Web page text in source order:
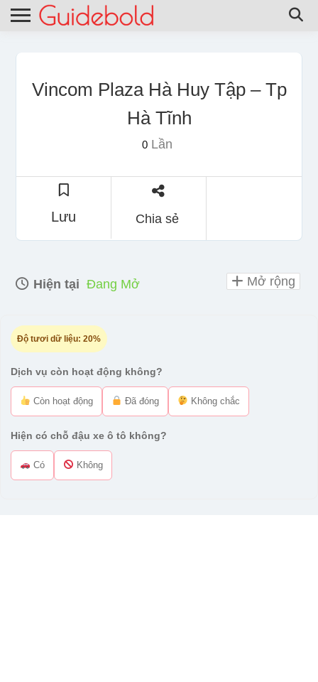
Vincom Plaza Hà Huy Tập – Tp
Hà Tĩnh
0Lần
Lưu Chia sẻ
Hiện tại Đang Mở
Độ tươi dữ liệu: 20%
Dịch vụ còn hoạt động không?
Còn hoạt động Đã đóng Không chắc
Hiện có chỗ đậu xe ô tô không?
Có Không
Mở rộng